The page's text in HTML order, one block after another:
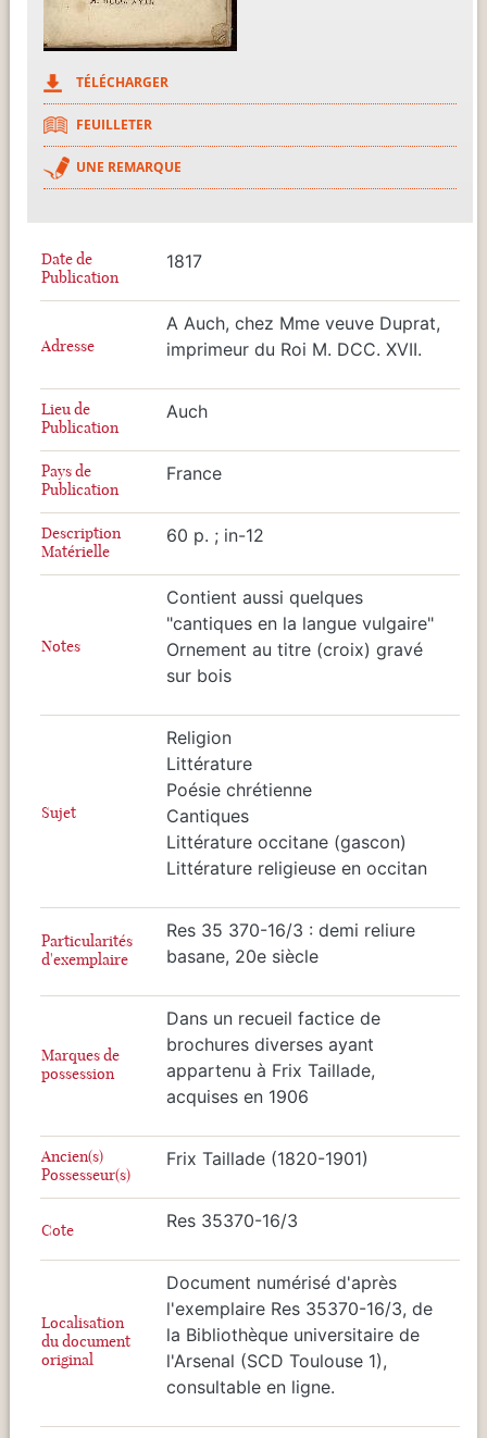
TÉLÉCHARGER
FEUILLETER
UNE REMARQUE
Date de
Publication
1817
Adresse
A Auch, chez Mme veuve Duprat,
imprimeur du Roi M. DCC. XVII.
Lieu de
Publication
Auch
Pays de
Publication
France
Description
Matérielle
60 p. ; in-12
Notes
Contient aussi quelques
"cantiques en la langue vulgaire"
Ornement au titre (croix) gravé
sur bois
Sujet
Religion
Littérature
Poésie chrétienne
Cantiques
Littérature occitane (gascon)
Littérature religieuse en occitan
Particularités
d'exemplaire
Res 35 370-16/3 : demi reliure
basane, 20e siècle
Marques de
possession
Dans un recueil factice de
brochures diverses ayant
appartenu à Frix Taillade,
acquises en 1906
Ancien(s)
Possesseur(s)
Frix Taillade (1820-1901)
Cote Res 35370-16/3
Localisation
du document
original
Document numérisé d'après
l'exemplaire Res 35370-16/3, de
la Bibliothèque universitaire de
l'Arsenal (SCD Toulouse 1),
consultable en ligne.